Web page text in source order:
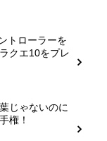
トローラーを
クエ10をプレ
じゃないのに
権！